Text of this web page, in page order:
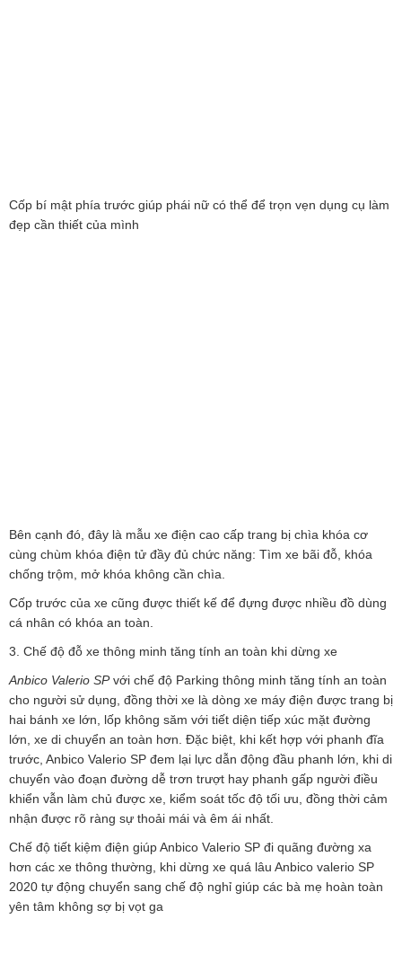
Cốp bí mật phía trước giúp phái nữ có thể để trọn vẹn dụng cụ làm
đẹp cần thiết của mình
Bên cạnh đó, đây là mẫu xe điện cao cấp trang bị chìa khóa cơ
cùng chùm khóa điện tử đầy đủ chức năng: Tìm xe bãi đỗ, khóa
chống trộm, mở khóa không cần chìa.
Cốp trước của xe cũng được thiết kế để đựng được nhiều đồ dùng
cá nhân có khóa an toàn.
3. Chế độ đỗ xe thông minh tăng tính an toàn khi dừng xe
Anbico Valerio SPvới chế độ Parking thông minh tăng tính an toàn
cho người sử dụng, đồng thời xe là dòng xe máy điện được trang bị
hai bánh xe lớn, lốp không săm với tiết diện tiếp xúc mặt đường
lớn, xe di chuyển an toàn hơn. Đặc biệt, khi kết hợp với phanh đĩa
trước, Anbico Valerio SP đem lại lực dẫn động đầu phanh lớn, khi di
chuyển vào đoạn đường dễ trơn trượt hay phanh gấp người điều
khiển vẫn làm chủ được xe, kiểm soát tốc độ tối ưu, đồng thời cảm
nhận được rõ ràng sự thoải mái và êm ái nhất.
Chế độ tiết kiệm điện giúp Anbico Valerio SP đi quãng đường xa
hơn các xe thông thường, khi dừng xe quá lâu Anbico valerio SP
2020 tự động chuyển sang chế độ nghỉ giúp các bà mẹ hoàn toàn
yên tâm không sợ bị vọt ga